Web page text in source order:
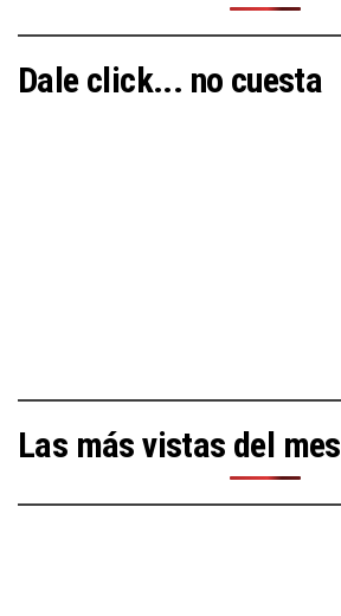
Dale click... no cuesta
Las más vistas del mes